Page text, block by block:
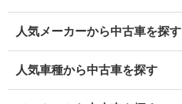
人気メーカーから中古車を探す
人気車種から中古車を探す